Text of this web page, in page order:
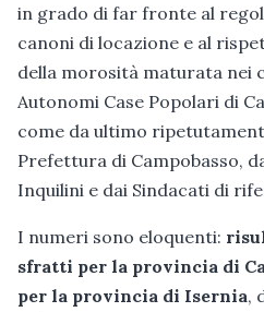
in grado di far fronte al
canoni di locazione e al
della morosità maturata
Autonomi Case Popolari di
come da ultimo
Prefettura di Campobasso,
Inquilini e dai Sindacati di
I numeri sono eloquenti:
sfratti per la provincia di
per la provincia di Isernia,